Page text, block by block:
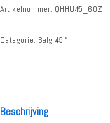
Artikelnummer: QHHU45_60Z
Categorie: Balg 45°
Beschrijving